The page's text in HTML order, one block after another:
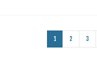
1 2 3